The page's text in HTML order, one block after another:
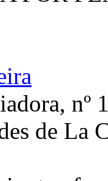
nº
de La